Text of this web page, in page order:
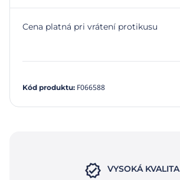
Cena platná pri vrátení protikusu
Kód produktu: F066588
VYSOKÁ KVALITA